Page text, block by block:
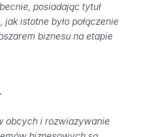
posiadając tytuł
istotne było połączenie
biznesu na etapie
obcych i rozwiazywanie